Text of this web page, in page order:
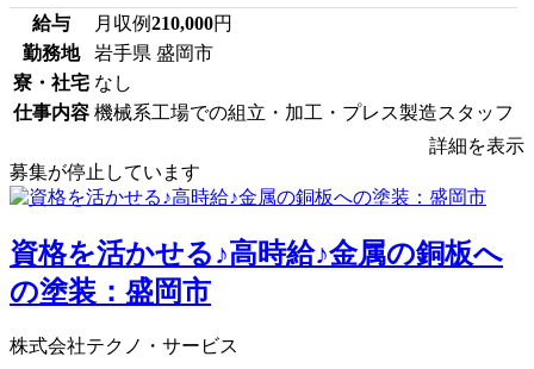
給与 月収例210,000円
勤務地
岩手県 盛岡市
寮・社宅 なし
仕事内容 機械系工場での組立・加工・プレス製造スタッフ
詳細を表示
募集が停止しています
資格を活かせる♪高時給♪金属の銅板へ
の塗装：盛岡市
株式会社テクノ・サービス